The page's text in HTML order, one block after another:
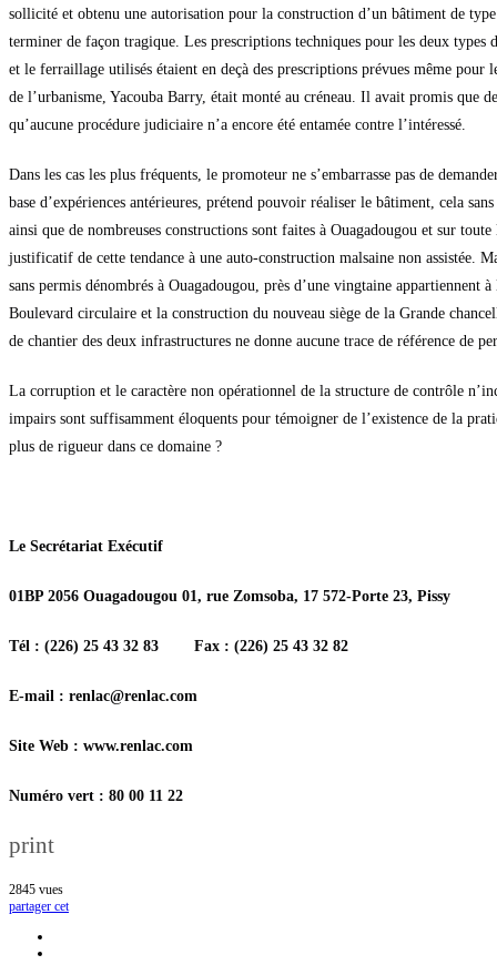
sollicité et obtenu une autorisation pour la construction d’un bâtiment de
terminer de façon tragique. Les prescriptions techniques pour les deux types
et le ferraillage utilisés étaient en deçà des prescriptions prévues même
de l’urbanisme, Yacouba Barry, était monté au créneau. Il avait promis que
qu’aucune procédure judiciaire n’a encore été entamée contre l’intéressé.
Dans les cas les plus fréquents, le promoteur ne s’embarrasse pas de
base d’expériences antérieures, prétend pouvoir réaliser le bâtiment, cela
ainsi que de nombreuses constructions sont faites à Ouagadougou et sur
justificatif de cette tendance à une auto-construction malsaine non assistée.
sans permis dénombrés à Ouagadougou, près d’une vingtaine
Boulevard circulaire et la construction du nouveau siège de la Grande
de chantier des deux infrastructures ne donne aucune trace de référence de
La corruption et le caractère non opérationnel de la structure de contrôle
impairs sont suffisamment éloquents pour témoigner de l’existence de la
plus de rigueur dans ce domaine ?
Le Secrétariat Exécutif
01BP 2056 Ouagadougou 01, rue Zomsoba, 17 572-Porte 23, Pissy
Tél : (226) 25 43 32 83 Fax : (226) 25 43 32 82
E-mail : renlac@renlac.com
Site Web : www.renlac.com
Numéro vert : 80 00 11 22
print
2845 vues
partager cet